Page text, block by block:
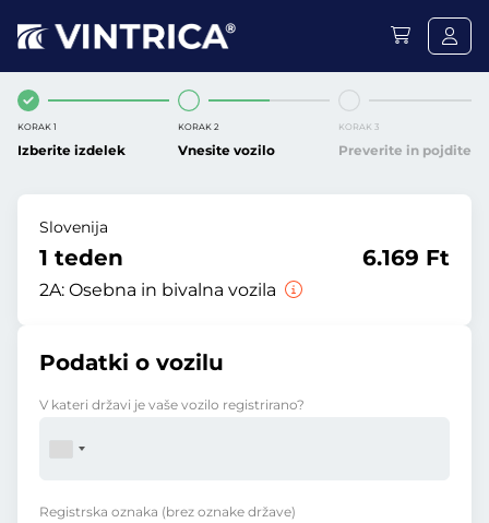
KORAK 1
Izberite izdelek
KORAK 2
Vnesite vozilo
KORAK 3
Preverite in pojdite
Slovenija
1 teden
2A: Osebna in bivalna vozila
6.169 Ft
Podatki o vozilu
V kateri državi je vaše vozilo registrirano?
Registrska oznaka (brez oznake države)